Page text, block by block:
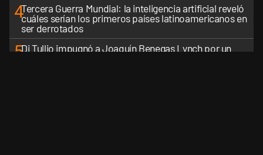
4Tercera Guerra Mundial: la inteligencia artificial reveló
cuáles serían los primeros países latinoamericanos en
ser derrotados
5Di Tullio impugnó a Joaquín Benegas Lynch por un